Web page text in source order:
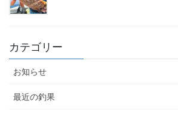
カテゴリー
お知らせ
最近の釣果